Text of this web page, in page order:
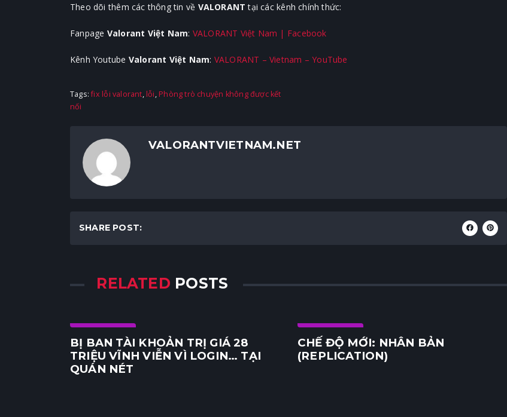
Theo dõi thêm các thông tin về VALORANT tại các kênh chính thức:
Fanpage Valorant Việt Nam: VALORANT Việt Nam | Facebook
Kênh Youtube Valorant Việt Nam: VALORANT – Vietnam – YouTube
Tags:fix lỗi valorant,lỗi,Phòng trò chuyện không được kết
nối
VALORANTVIETNAM.NET
SHARE POST:
RELATED POSTS
Cộng đồng
BỊ BAN TÀI KHOẢN TRỊ GIÁ 28
TRIỆU VĨNH VIỄN VÌ LOGIN… TẠI
QUÁN NÉT
Cộng đồng
CHẾ ĐỘ MỚI: NHÂN BẢN
(REPLICATION)